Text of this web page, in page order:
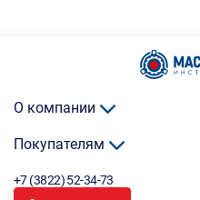
О компании
Покупателям
+7 (3822) 52-34-73